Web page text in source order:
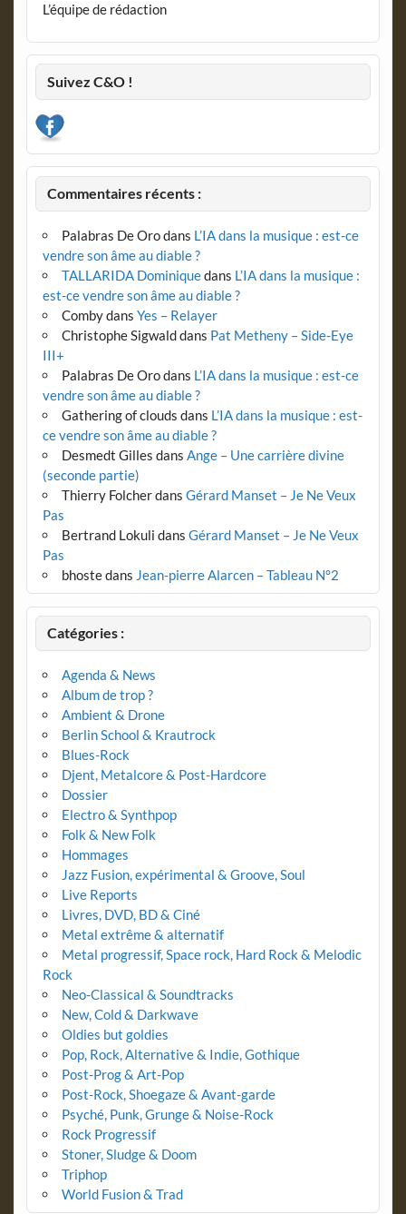
L’équipe de rédaction
Suivez C&O !
Commentaires récents :
Palabras De Orodans L’IA dans la musique : est-ce
vendre son âme au diable ?
TALLARIDA Dominiquedans L’IA dans la musique :
est-ce vendre son âme au diable ?
Combydans Yes – Relayer
Christophe Sigwalddans Pat Metheny – Side-Eye
III+
Palabras De Orodans L’IA dans la musique : est-ce
vendre son âme au diable ?
Gathering of clouds dans L’IA dans la musique : est-
ce vendre son âme au diable ?
Desmedt Gilles dans Ange – Une carrière divine
(seconde partie)
Thierry Folcherdans Gérard Manset – Je Ne Veux
Pas
Bertrand Lokuli dans Gérard Manset – Je Ne Veux
Pas
bhostedans Jean-pierre Alarcen – Tableau N°2
Catégories :
Agenda & News
Album de trop ?
Ambient & Drone
Berlin School & Krautrock
Blues-Rock
Djent, Metalcore & Post-Hardcore
Dossier
Electro & Synthpop
Folk & New Folk
Hommages
Jazz Fusion, expérimental & Groove, Soul
Live Reports
Livres, DVD, BD & Ciné
Metal extrême & alternatif
Metal progressif, Space rock, Hard Rock & Melodic
Rock
Neo-Classical & Soundtracks
New, Cold & Darkwave
Oldies but goldies
Pop, Rock, Alternative & Indie, Gothique
Post-Prog & Art-Pop
Post-Rock, Shoegaze & Avant-garde
Psyché, Punk, Grunge & Noise-Rock
Rock Progressif
Stoner, Sludge & Doom
Triphop
World Fusion & Trad